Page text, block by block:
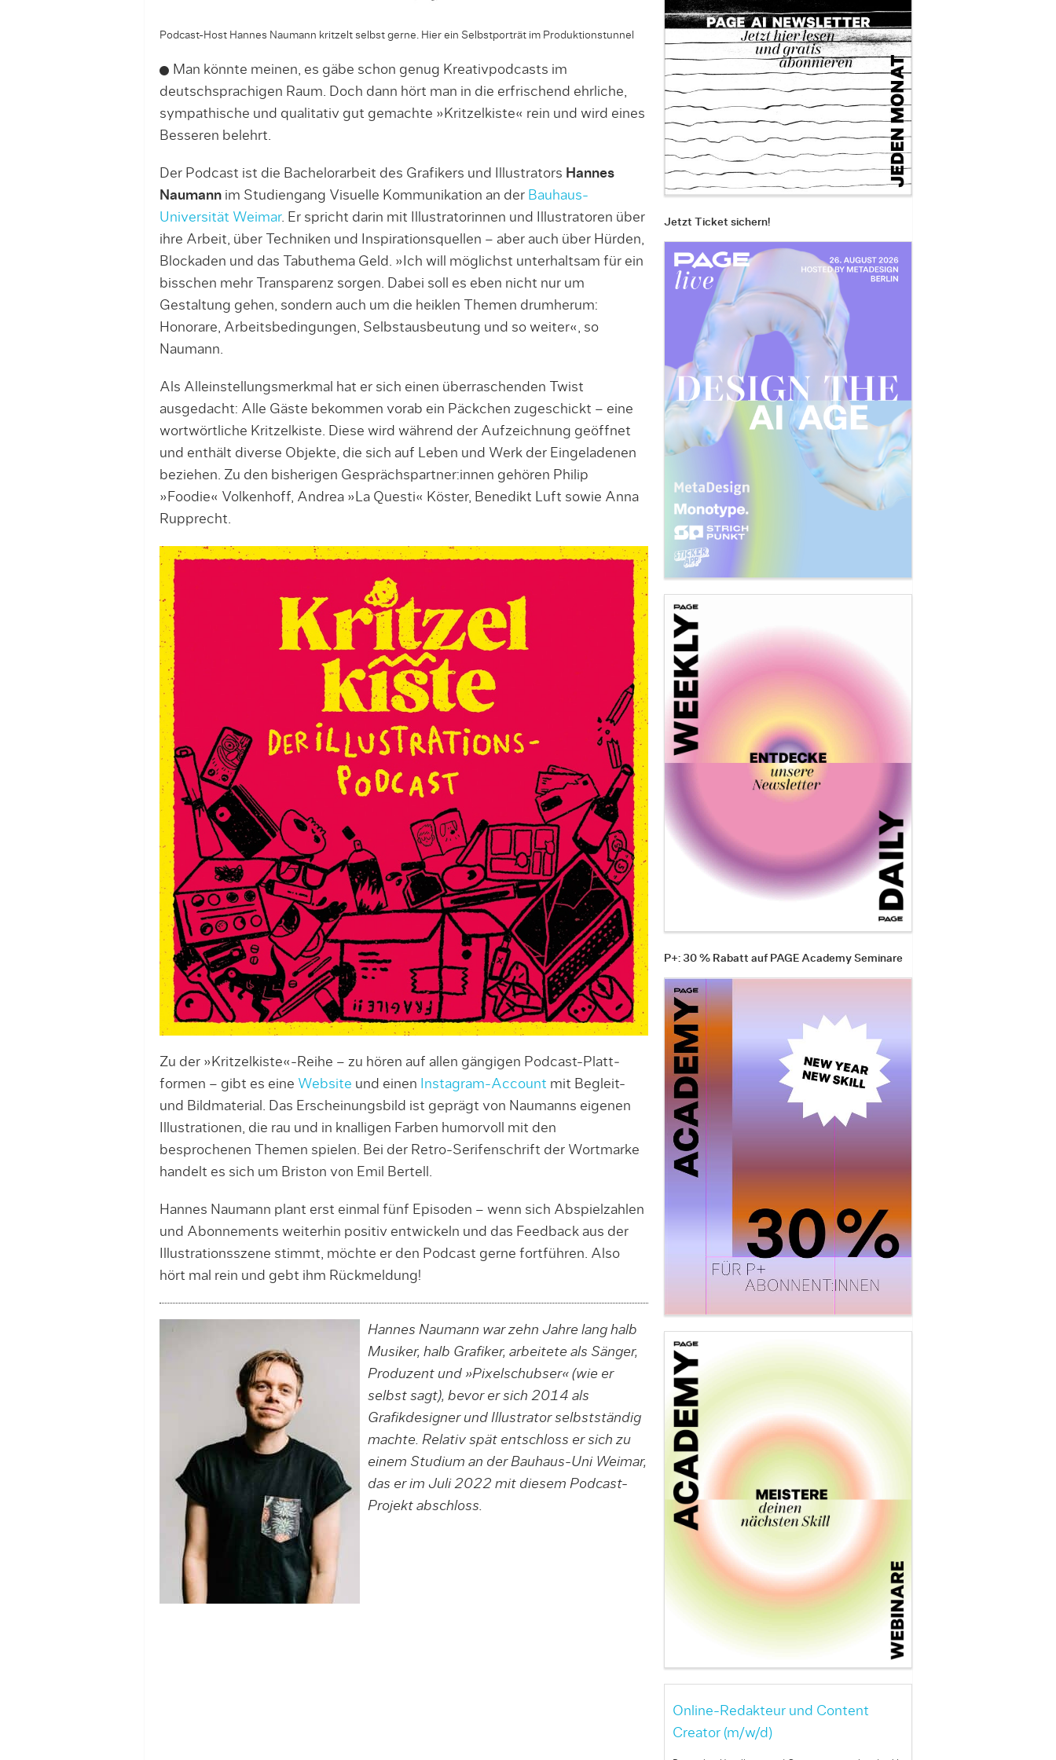
Podcast-Host Hannes Naumann kritzelt selbst gerne. Hier ein Selbstporträt im Produktionstunnel
Man könnte meinen, es gäbe schon ge­nug Kreativpodcasts im
deutschsprachigen Raum. Doch dann hört man in die erfrischend ehrliche,
sympathische und qualitativ gut gemachte »Kritzelkiste« rein und wird eines
Besseren be­lehrt.
Der Podcast ist die Bachelorarbeit des Grafikers und Illustrators Hannes
Naumannim Studiengang Visuelle Kommunikation an der Bauhaus-
Universität Weimar. Er spricht darin mit Illustratorinnen und Illustrato­ren über
ihre Arbeit, über Techniken und Inspirationsquellen – aber auch über Hürden,
Blockaden und das Tabu­thema Geld. »Ich will möglichst unter­haltsam für ein
bisschen mehr Transparenz sorgen. Dabei soll es eben nicht nur um
Gestaltung gehen, sondern auch um die heiklen Themen drumherum:
Honorare, Arbeitsbedingungen, Selbstausbeutung und so weiter«, so
Naumann.
Als Alleinstellungsmerkmal hat er sich einen überraschenden Twist
ausgedacht: Alle Gäste bekommen vorab ein Päckchen zugeschickt – eine
wortwörtliche Kritzelkiste. Diese wird wäh­rend der Aufzeichnung geöffnet
und enthält diverse Objekte, die sich auf Leben und Werk der Eingeladenen
beziehen. Zu den bisherigen Gesprächs­part­ner:innen gehören Philip
»Foodie« Volkenhoff, An­drea »La Questi« Köster, Benedikt Luft sowie Anna
Rupprecht.
Zu der »Kritzelkiste«-Reihe – zu hö­ren auf allen gängigen Podcast-Platt­
formen – gibt es eine Web­site und einen Instagram-Account mit Be­gleit-
und Bildmaterial. Das Erscheinungsbild ist geprägt von Naumanns eigenen
Illustrationen, die rau und in knalligen Farben humorvoll mit den
besprochenen Themen spielen. Bei der Retro-Serifenschrift der Wortmarke
handelt es sich um Briston von Emil Bertell.
Hannes Naumann plant erst einmal fünf Episoden – wenn sich Abspielzahlen
und Abonnements wei­ter­hin positiv entwickeln und das Feed­back aus der
Illustrationsszene stimmt, möchte er den Podcast gerne fortführen. Also
hört mal rein und gebt ihm Rückmeldung!
Hannes Naumann war zehn Jahre lang halb
Musiker, halb Grafiker, arbeitete als Sänger,
Produzent und »Pixel­schubser« (wie er
selbst sagt), bevor er sich 2014 als
Grafikdesigner und Illustrator selbstständig
machte. Relativ spät entschloss er sich zu
einem Studium an der Bauhaus-Uni Weimar,
das er im Juli 2022 mit diesem Podcast-
Projekt abschloss.
Jetzt Ticket sichern!
P+: 30 % Rabatt auf PAGE Academy Seminare
Online-Redakteur und Content
Creator (m/w/d)